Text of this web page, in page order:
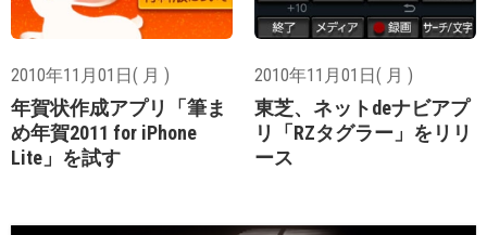
2010年11月01日( 月 )
年賀状作成アプリ「筆ま
め年賀2011 for iPhone
Lite」を試す
2010年11月01日( 月 )
東芝、ネットdeナビアプ
リ「RZタグラー」をリリ
ース